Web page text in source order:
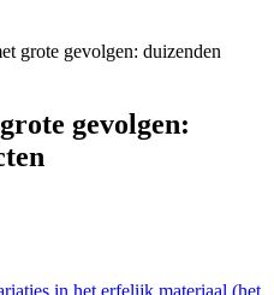
grote gevolgen: duizenden
gevolgen: